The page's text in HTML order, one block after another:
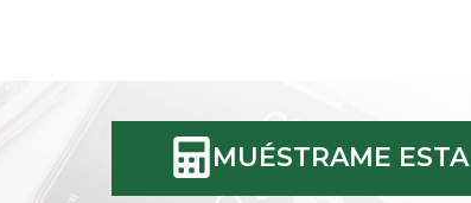
MUÉSTRAME